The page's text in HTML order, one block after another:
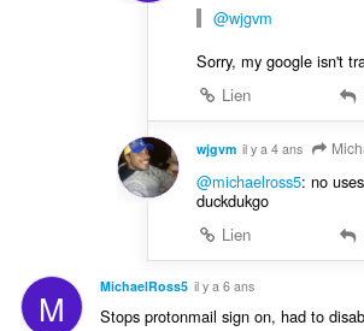
@wjgvm
Sorry, my google isn't
Lien
wjgvm il y a 4 ans
@michaelross5: no
duckdukgo
Lien
M MichaelRoss5 il y a 6 ans
Stops protonmail sign on, had to